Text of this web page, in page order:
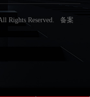
Rights Reserved. 备案